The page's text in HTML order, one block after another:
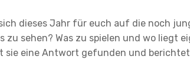
dieses Jahr für euch auf die noch
zu sehen? Was zu spielen und wo liegt
sie eine Antwort gefunden und